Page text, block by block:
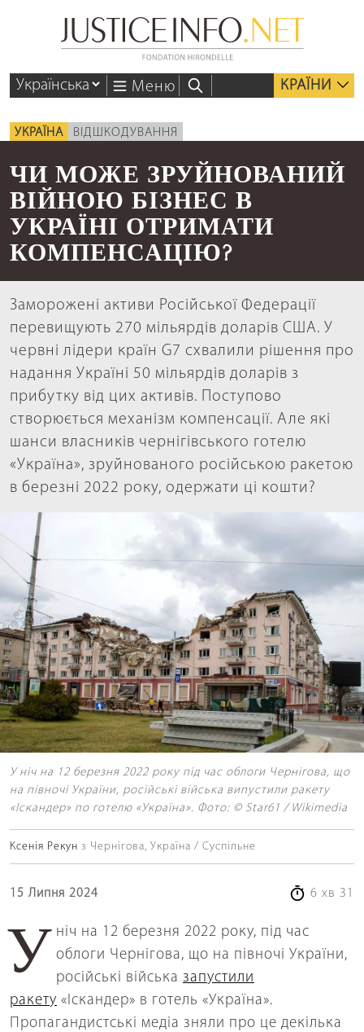
Меню КРАЇНИ
УКРАЇНА ВІДШКОДУВАННЯ
ЧИ МОЖЕ ЗРУЙНОВАНИЙ
ВІЙНОЮ БІЗНЕС В
УКРАЇНІ ОТРИМАТИ
КОМПЕНСАЦІЮ?
Заморожені активи Російської Федерації
перевищують 270 мільярдів доларів США. У
червні лідери країн G7 схвалили рішення про
надання Україні 50 мільярдів доларів з
прибутку від цих активів. Поступово
створюється механізм компенсації. Але які
шанси власників чернігівського готелю
«Україна», зруйнованого російською ракетою
в березні 2022 року, одержати ці кошти?
У ніч на 12 березня 2022 року під час облоги Чернігова, що
на півночі України, російські війська випустили ракету
«Іскандер» по готелю «Україна». Фото: © Star61 / Wikimedia
Ксенія Рекун з Чернігова, Україна / Суспільне
15 Липня 2024 6 хв 31
У ніч на 12 березня 2022 року, під час облоги Чернігова, що на півночі України,
російські війська запустили
ракету «Іскандер» в готель «Україна».
Пропагандистські медіа зняли про це декілька